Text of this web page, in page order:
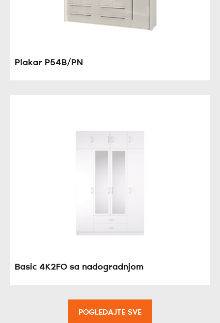
Plakar P54B/PN
Basic 4K2FO sa nadogradnjom
POGLEDAJTE SVE